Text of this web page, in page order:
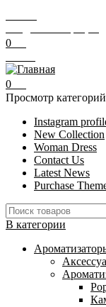
0
0
Просмотр категорий
Instagram
New Collection
Woman Dress
Contact Us
Latest News
Purchase
В категории